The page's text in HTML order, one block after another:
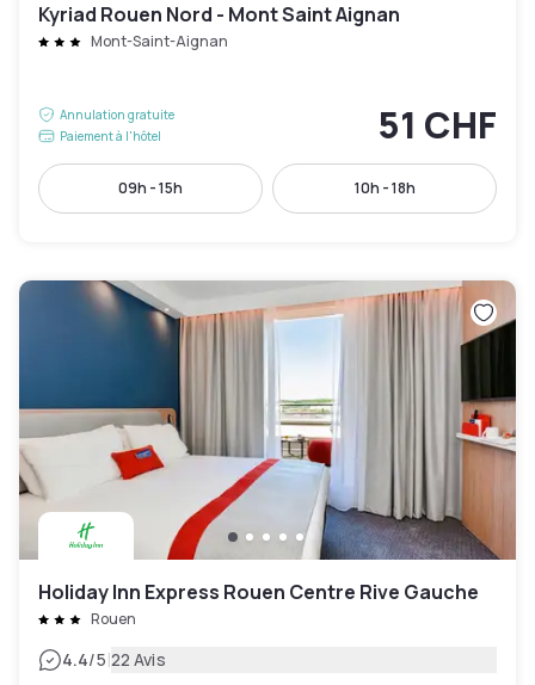
Kyriad Rouen Nord - Mont Saint Aignan
Mont-Saint-Aignan
Annulation gratuite
Paiement à l'hôtel
51 CHF
09h - 15h 10h - 18h
Holiday Inn Express Rouen Centre Rive Gauche
Rouen
4.4/5|22 Avis